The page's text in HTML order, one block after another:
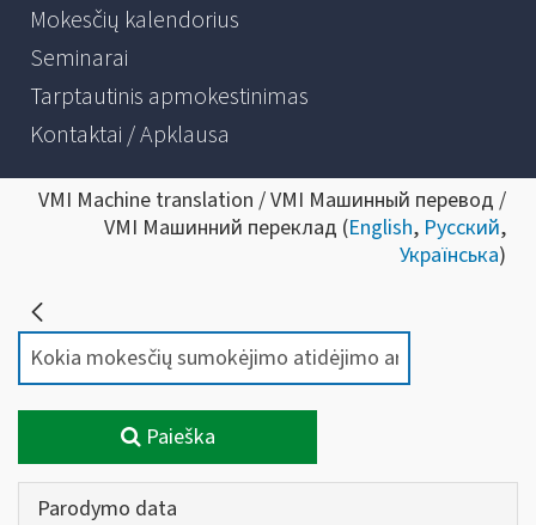
Mokesčių kalendorius
Seminarai
Tarptautinis apmokestinimas
Kontaktai / Apklausa
VMI Machine translation / VMI Машинный перевод /
VMI Машинний переклад (English, Русский,
Українська)
Paieška
Parodymo data